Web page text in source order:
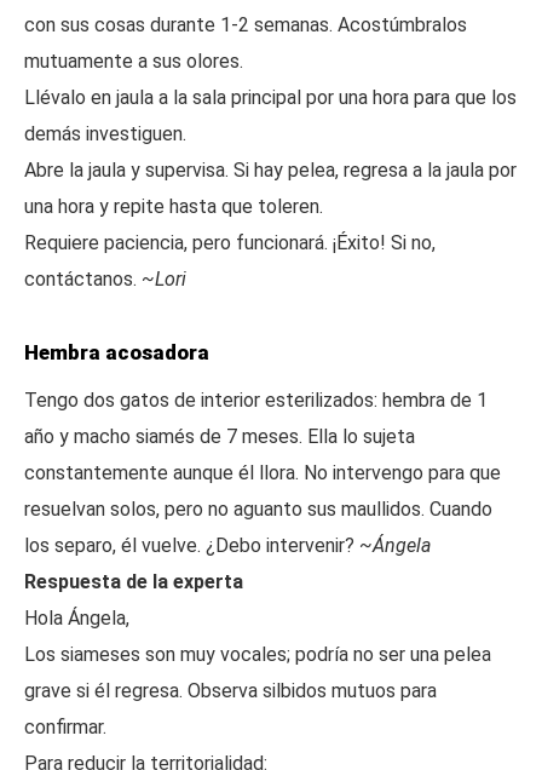
con sus cosas durante 1-2 semanas. Acostúmbralos
mutuamente a sus olores.
Llévalo en jaula a la sala principal por una hora para que los
demás investiguen.
Abre la jaula y supervisa. Si hay pelea, regresa a la jaula por
una hora y repite hasta que toleren.
Requiere paciencia, pero funcionará. ¡Éxito! Si no,
contáctanos. ~Lori
Hembra acosadora
Tengo dos gatos de interior esterilizados: hembra de 1
año y macho siamés de 7 meses. Ella lo sujeta
constantemente aunque él llora. No intervengo para que
resuelvan solos, pero no aguanto sus maullidos. Cuando
los separo, él vuelve. ¿Debo intervenir? ~Ángela
Respuesta de la experta
Hola Ángela,
Los siameses son muy vocales; podría no ser una pelea
grave si él regresa. Observa silbidos mutuos para
confirmar.
Para reducir la territorialidad: